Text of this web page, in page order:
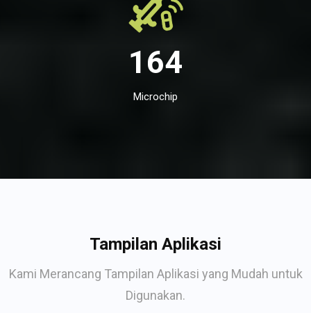
164
Microchip
Tampilan Aplikasi
Kami Merancang Tampilan Aplikasi yang Mudah untuk
Digunakan.